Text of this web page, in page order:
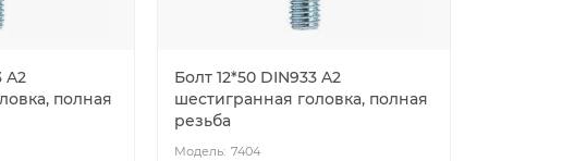
A2
полная
Болт 12*50 DIN933 A2
шестигранная головка, полная
резьба
7404